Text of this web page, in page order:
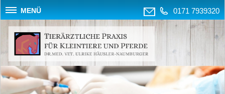
0171 7939320
MENÜ